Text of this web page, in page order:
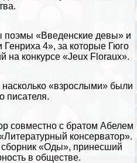
поэмы «Введенские девы» и
Генриха 4», за которые Гюго
на конкурсе «Jeux Floraux».
«взрослыми» были
писателя.
совместно с братом Абелем
консерватор».
сборник «Оды», принесший
в обществе.